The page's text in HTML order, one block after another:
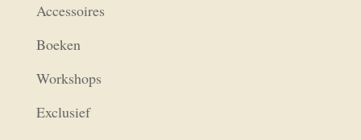
Accessoires
Boeken
Workshops
Exclusief